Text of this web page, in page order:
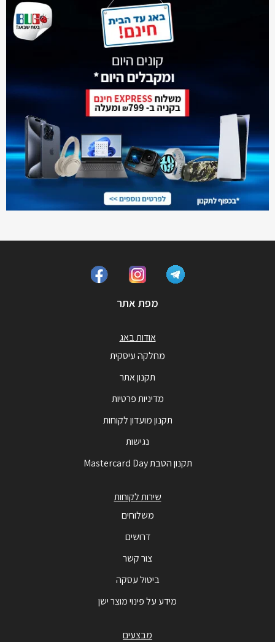
מפת אתר
אודות באג
מחלקה עיסקית
תקנון אתר
מדיניות פרטיות
תקנון מועדון לקוחות
נגישות
תקנון הטבת Mastercard Day
שירות לקוחות
משלוחים
דרושים
צור קשר
ביטול עסקה
מידע על פינוי מוצר ישן
מבצעים